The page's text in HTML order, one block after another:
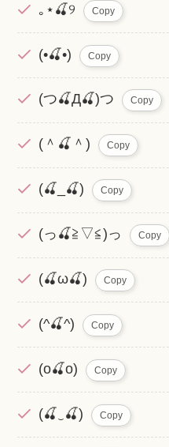
｡⋆🍒୨ Copy
(•🍒•) Copy
(つ🍒Д🍒)つ Copy
(＾🍒＾) Copy
(🍒_🍒) Copy
(っ🍒≧▽≦)っ Copy
(🍒ω🍒) Copy
(^🍒^) Copy
(o🍒o) Copy
(🍒‿🍒) Copy